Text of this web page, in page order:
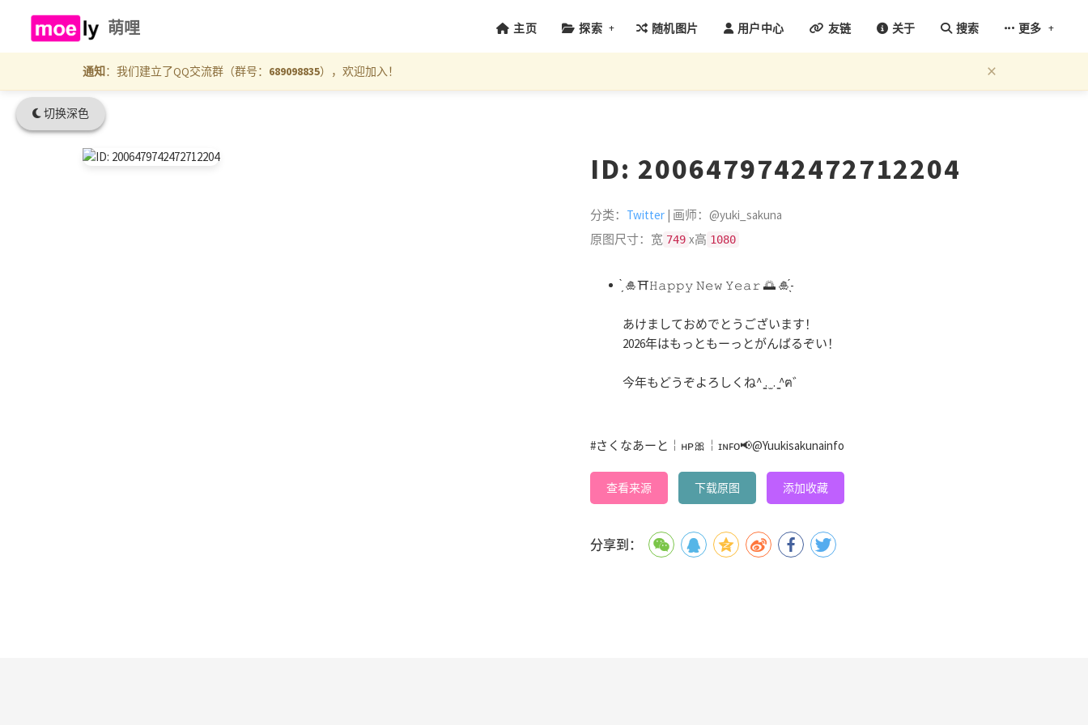
切换深色
萌哩 主页 探索 + 随机图片 用户中心 友链 关于 搜索 更多 +
通知：我们建立了QQ交流群（群号： 689098835），欢迎加入！ ×
ID: 2006479742472712204
分类： Twitter | 画师：@yuki_sakuna
原图尺寸：宽 749 x高 1080
̗̀ 🎍⛩𝙷𝚊𝚙𝚙𝚢 𝙽𝚎𝚠 𝚈𝚎𝚊𝚛 🌅 🎍̖́-
あけましておめでとうございます！
2026年はもっともーっとがんばるぞい！
今年もどうぞよろしくね^ ̳. ̫ . ̳^ฅ゛
#さくなあーと￤ʜᴘ🎀￤ɪɴꜰᴏ📢@Yuukisakunainfo
查看来源 下载原图 添加收藏
分享到：